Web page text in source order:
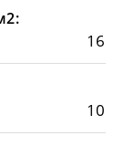
16
10